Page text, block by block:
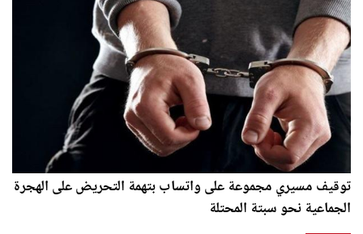
توقيف مسيري مجموعة على واتساب بتهمة التحريض على الهجرة
الجماعية نحو سبتة المحتلة